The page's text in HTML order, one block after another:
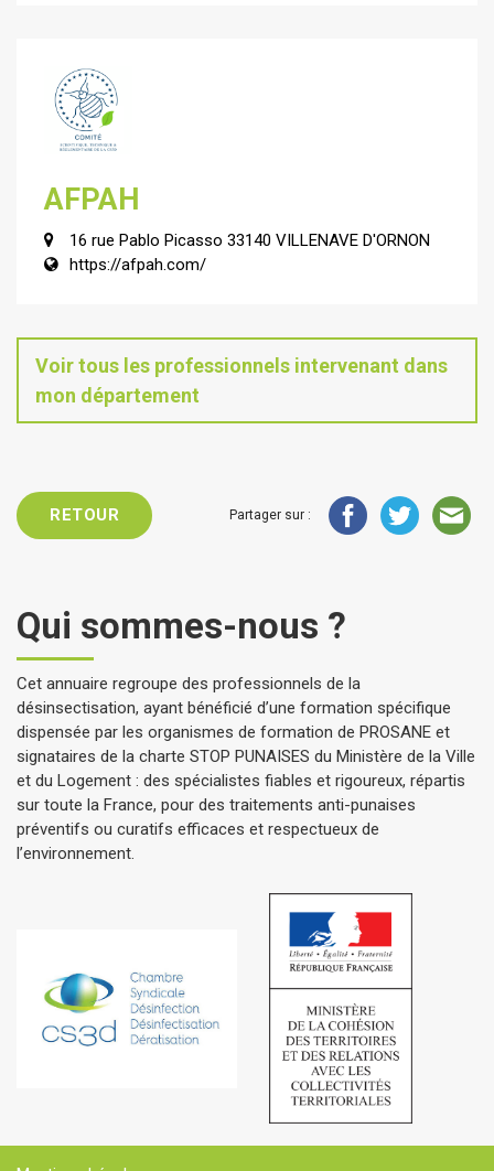
AFPAH
16 rue Pablo Picasso 33140 VILLENAVE D'ORNON
https://afpah.com/
Voir tous les professionnels intervenant dans
mon département
RETOUR Partager sur :
Qui sommes-nous ?
Cet annuaire regroupe des professionnels de la
désinsectisation, ayant bénéficié d’une formation spécifique
dispensée par les organismes de formation de PROSANE et
signataires de la charte STOP PUNAISES du Ministère de la Ville
et du Logement : des spécialistes fiables et rigoureux, répartis
sur toute la France, pour des traitements anti-punaises
préventifs ou curatifs efficaces et respectueux de
l’environnement.